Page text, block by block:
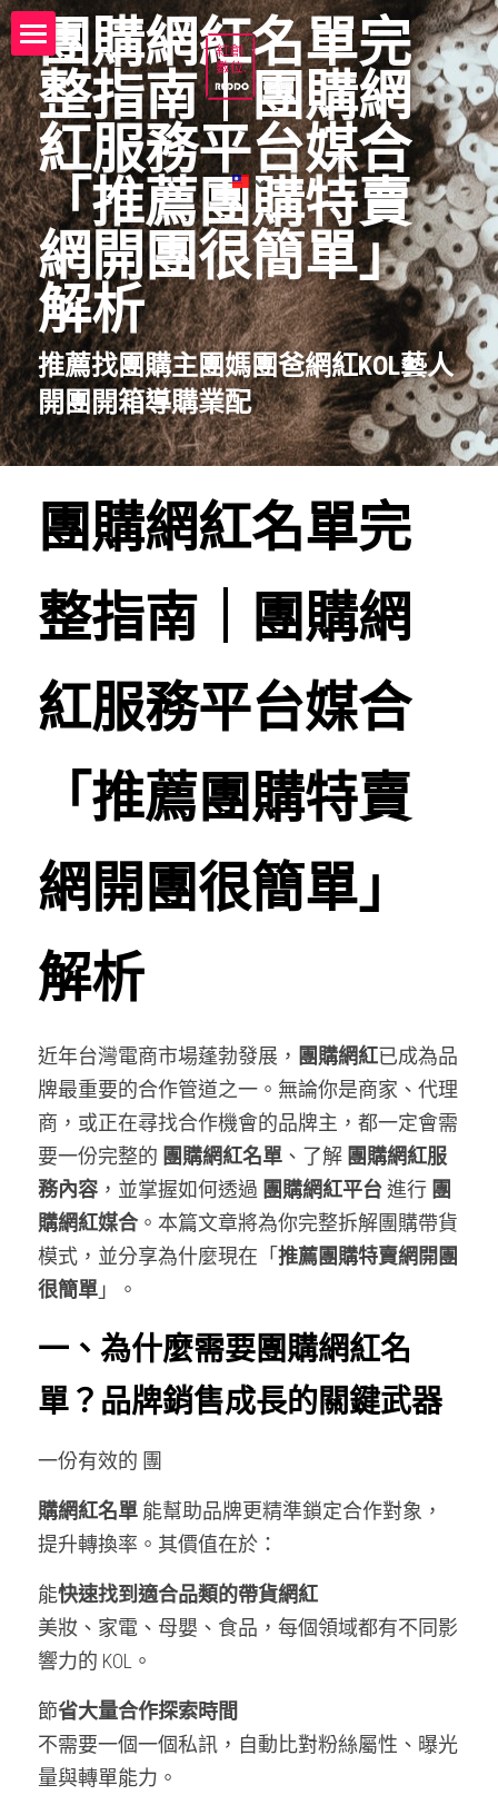
電商代營運代操託管紅創數位
founder
電商代營運代操託管服務流程
電商代營運代操託管解決方案
電商代營運代操託管諮詢 ☎️
一站多通路代銷商品諮詢 ☎️
電商代營運代操Q&A
電商創業知識庫
團購商機問題答Taiwan
我是品牌找團主☎️
我想找團主網紅藝人開團
我是團主找商品☎️
we are hiring !
團購商機問與答Vietnam
熱門Q&A
所有博客分類
團購商機問與答VN
電商代營運代操
電商創業知識庫
Facebook
搜索
繁體中文
繁體中文
登記團購合作
團購網紅名單完
整指南｜團購網
紅服務平台媒合
「推薦團購特賣
網開團很簡單」
解析
推薦找團購主團媽團爸網紅KOL藝人
開團開箱導購業配
團購網紅名單完
整指南｜團購網
紅服務平台媒合
「推薦團購特賣
網開團很簡單」
解析
近年台灣電商市場蓬勃發展， 團購網紅已成為品
牌最重要的合作管道之一。無論你是商家、代理
商，或正在尋找合作機會的品牌主，都一定會需
要一份完整的 團購網紅名單 、了解 團購網紅服
務內容 ，並掌握如何透過 團購網紅平台 進行 團
購網紅媒合。本篇文章將為你完整拆解團購帶貨
模式，並分享為什麼現在「 推薦團購特賣網開團
很簡單 」。
一、為什麼需要團購網紅名
單？品牌銷售成長的關鍵武器
一份有效的 團
購網紅名單 能幫助品牌更精準鎖定合作對象，
提升轉換率。其價值在於：
能快速找到適合品類的帶貨網紅
美妝、家電、母嬰、食品，每個領域都有不同影
響力的 KOL。
節省大量合作探索時間
不需要一個一個私訊，自動比對粉絲屬性、曝光
量與轉單能力。